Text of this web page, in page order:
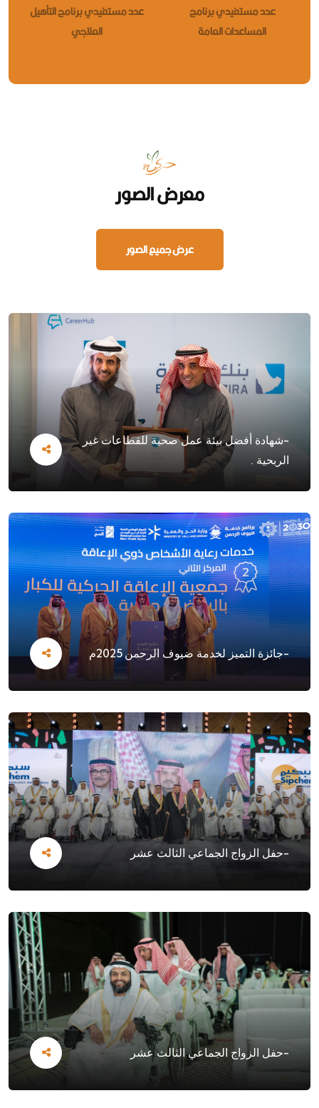
عدد مستفيدي برنامج
المساعدات العامة
عدد مستفيدي برنامج التأهيل
العلاجي
معرض الصور
عرض جميع الصور
-شهادة أفضل بيئة عمل صحية للقطاعات غير
الربحية .
-جائزة التميز لخدمة ضيوف الرحمن 2025م
-حفل الزواج الجماعي الثالث عشر
-حفل الزواج الجماعي الثالث عشر